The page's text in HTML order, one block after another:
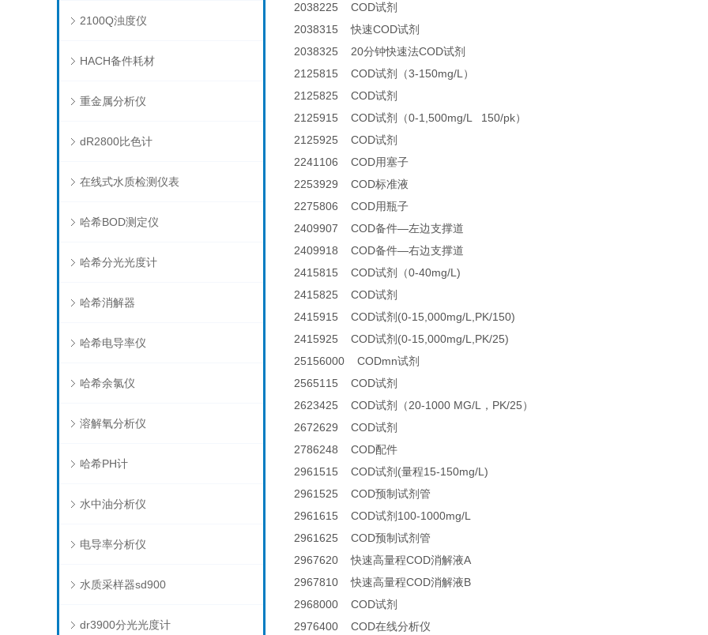
2100Q浊度仪
HACH备件耗材
重金属分析仪
dR2800比色计
在线式水质检测仪表
哈希BOD测定仪
哈希分光光度计
哈希消解器
哈希电导率仪
哈希余氯仪
溶解氧分析仪
哈希PH计
水中油分析仪
电导率分析仪
水质采样器sd900
dr3900分光光度计
2038225 COD试剂
2038315 快速COD试剂
2038325 20分钟快速法COD试剂
2125815 COD试剂（3-150mg/L）
2125825 COD试剂
2125915 COD试剂（0-1,500mg/L 150/pk）
2125925 COD试剂
2241106 COD用塞子
2253929 COD标准液
2275806 COD用瓶子
2409907 COD备件—左边支撑道
2409918 COD备件—右边支撑道
2415815 COD试剂（0-40mg/L)
2415825 COD试剂
2415915 COD试剂(0-15,000mg/L,PK/150)
2415925 COD试剂(0-15,000mg/L,PK/25)
25156000 CODmn试剂
2565115 COD试剂
2623425 COD试剂（20-1000 MG/L，PK/25）
2672629 COD试剂
2786248 COD配件
2961515 COD试剂(量程15-150mg/L)
2961525 COD预制试剂管
2961615 COD试剂100-1000mg/L
2961625 COD预制试剂管
2967620 快速高量程COD消解液A
2967810 快速高量程COD消解液B
2968000 COD试剂
2976400 COD在线分析仪